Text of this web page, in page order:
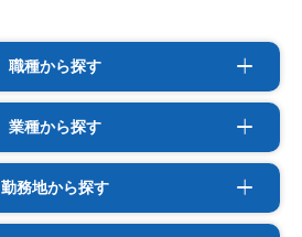
職種から探す
業種から探す
勤務地から探す